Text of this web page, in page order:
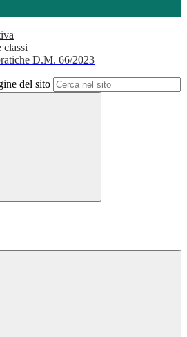
classi
D.M. 66/2023
del sito